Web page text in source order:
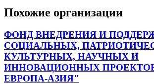
Похожие организации
ФОНД ВНЕДРЕНИЯ И
СОЦИАЛЬНЫХ,
КУЛЬТУРНЫХ, НАУЧНЫХ И
ИННОВАЦИОННЫХ
ЕВРОПА-АЗИЯ"